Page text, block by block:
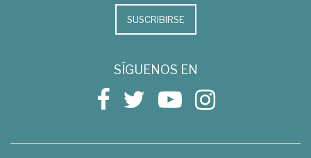
SUSCRIBIRSE
SÍGUENOS EN